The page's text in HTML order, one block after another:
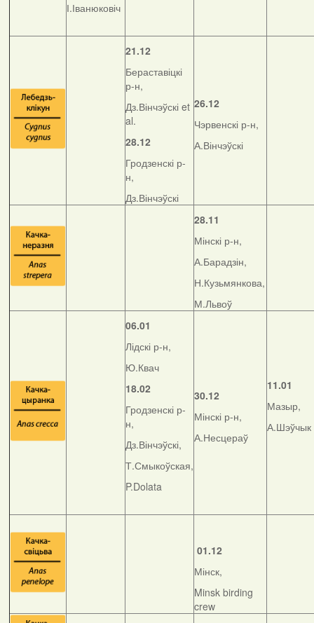
І.Іванюковіч
21.12
Бераставіцкі
р-н,
Дз.Вінчэўскі et
al.
28.12
Гродзенскі р-
н,
Дз.Вінчэўскі
26.12
Чэрвенскі р-н,
А.Вінчэўскі
28.11
Мінскі р-н,
А.Барадзін,
Н.Кузьмянкова,
М.Львоў
06.01
Лідскі р-н,
Ю.Квач
18.02
Гродзенскі р-
н,
Дз.Вінчэўскі,
Т.Смыкоўская,
P.Dolata
30.12
Мінскі р-н,
А.Несцераў
11.01
Мазыр,
А.Шэўчык
01.12
Мінск,
Minsk birding
crew